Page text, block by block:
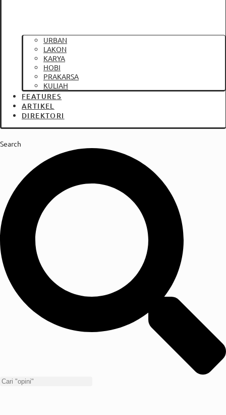
URBAN
LAKON
KARYA
HOBI
PRAKARSA
KULIAH
FEATURES
ARTIKEL
DIREKTORI
Search